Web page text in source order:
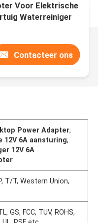
Voor Elektrische
Waterreiniger
Contacteer ons
Power Adapter,
12V 6A aansturing,
12V 6A
T/T, Western Union,
GS, FCC, TUV, ROHS,